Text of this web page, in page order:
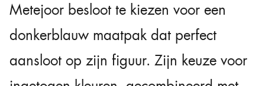
Metejoor besloot te kiezen voor een
donkerblauw maatpak dat perfect
aansloot op zijn figuur. Zijn keuze voor